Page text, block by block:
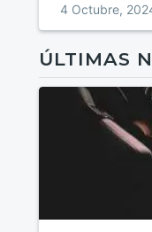
4 Octubre,
ÚLTIMAS